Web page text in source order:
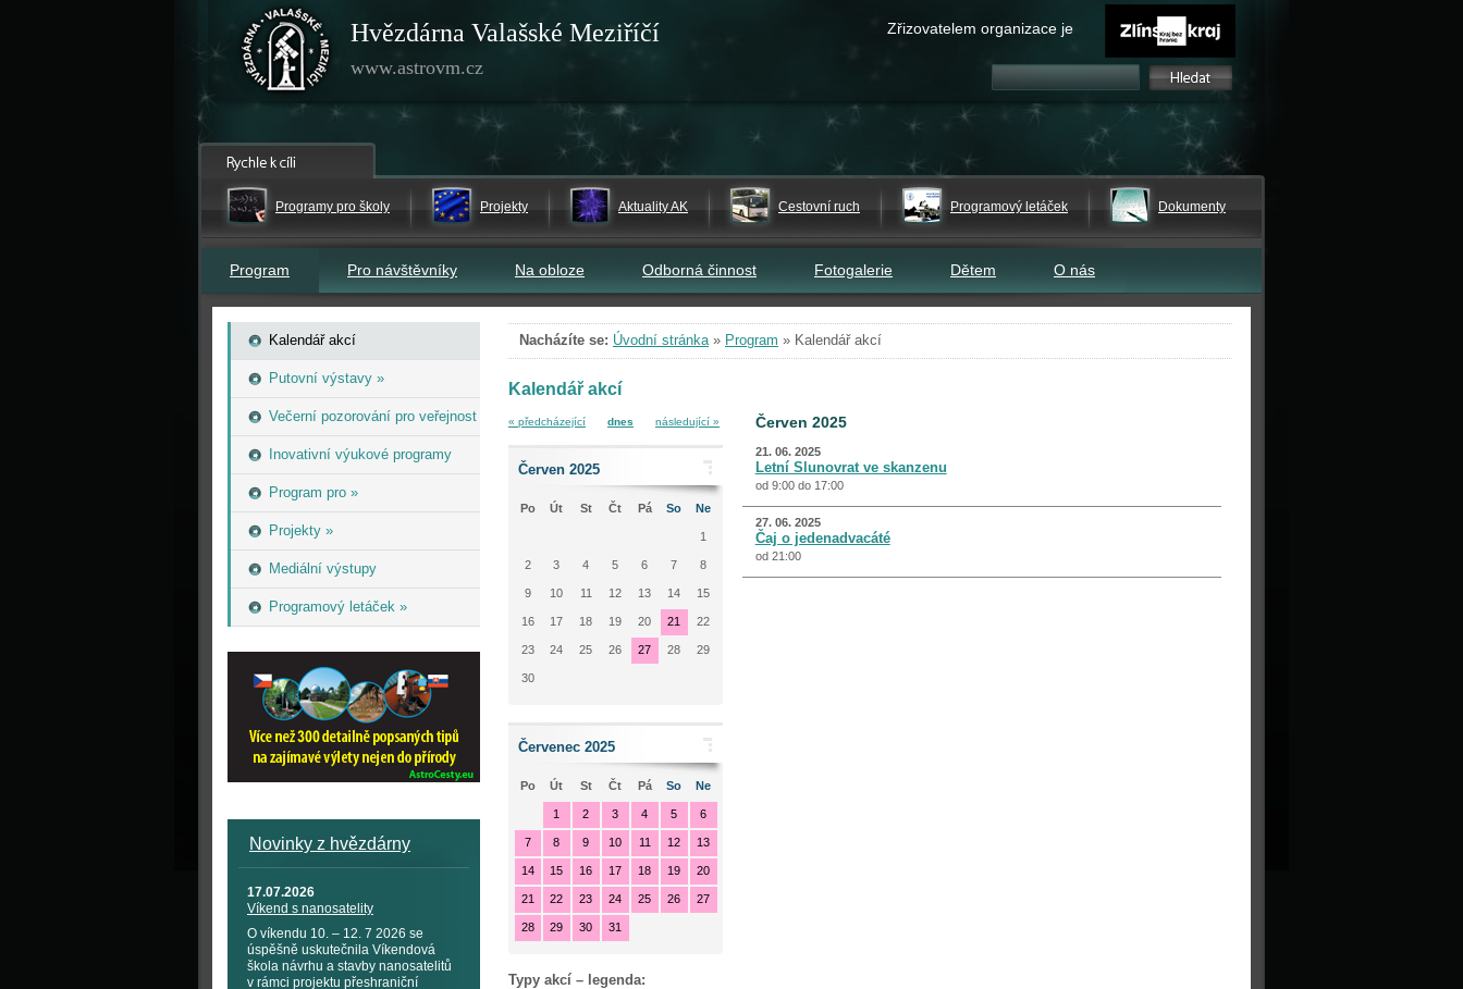
Hvězdárna Valašské Meziříčí
www.astrovm.cz
Zřizovatelem organizace je
Programy pro školy Projekty Aktuality AK Cestovní ruch Programový letáček Dokumenty
Program Pro návštěvníky Na obloze Odborná činnost Fotogalerie Dětem O nás
Kalendář akcí
Putovní výstavy »
Večerní pozorování pro veřejnost
Inovativní výukové programy
Program pro »
Projekty »
Mediální výstupy
Programový letáček »
Novinky z hvězdárny
17.07.2026
Víkend s nanosatelity
O víkendu 10. – 12. 7 2026 se
úspěšně uskutečnila Víkendová
škola návrhu a stavby nanosatelitů
v rámci projektu přeshraniční
Nacházíte se: Úvodní stránka» Program » Kalendář akcí
Kalendář akcí
« předcházející dnes následující »
Červen 2025
Po Út St Čt Pá So Ne
1
2 3 4 5 6 7 8
9 10 11 12 13 14 15
16 17 18 19 20 21 22
23 24 25 26 27 28 29
30
Červenec 2025
Po Út St Čt Pá So Ne
1 2 3 4 5 6
7 8 9 10 11 12 13
14 15 16 17 18 19 20
21 22 23 24 25 26 27
28 29 30 31
Typy akcí – legenda:
Červen 2025
21. 06. 2025
Letní Slunovrat ve skanzenu
od 9:00 do 17:00
27. 06. 2025
Čaj o jedenadvacáté
od 21:00